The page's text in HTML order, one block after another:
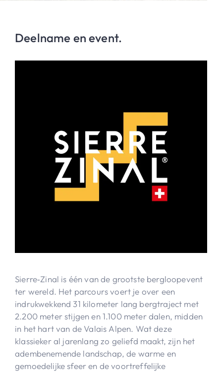
Deelname en event.
Sierre‑Zinal is één van de grootste bergloopevent
ter wereld. Het parcours voert je over een
indrukwekkend 31 kilometer lang bergtraject met
2.200 meter stijgen en 1.100 meter dalen, midden
in het hart van de Valais Alpen. Wat deze
klassieker al jarenlang zo geliefd maakt, zijn het
adembenemende landschap, de warme en
gemoedelijke sfeer en de voortreffelijke